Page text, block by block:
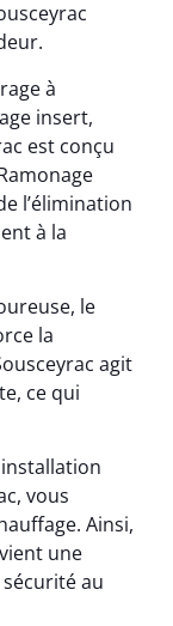
à
insert,
est conçu
l’élimination
à la
le
la
agit
ce qui
vous
Ainsi,
une
au